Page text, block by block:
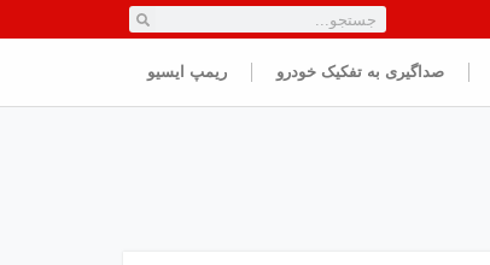
صداگیری به تفکیک خودرو ریمپ ایسیو